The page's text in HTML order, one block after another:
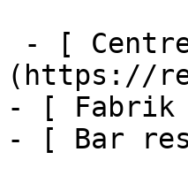
(https://
- [
- [ Bar